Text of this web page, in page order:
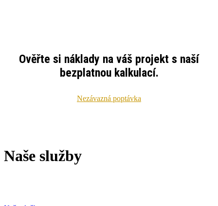
Ověřte si náklady na váš projekt s naší
bezplatnou kalkulací.
Nezávazná poptávka
Naše služby